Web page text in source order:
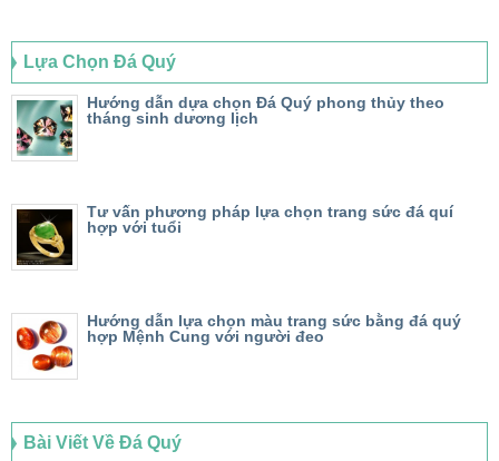
Lựa Chọn Đá Quý
Hướng dẫn dựa chọn Đá Quý phong thủy theo
tháng sinh dương lịch
Tư vấn phương pháp lựa chọn trang sức đá quí
hợp với tuổi
Hướng dẫn lựa chọn màu trang sức bằng đá quý
hợp Mệnh Cung với người đeo
Bài Viết Về Đá Quý